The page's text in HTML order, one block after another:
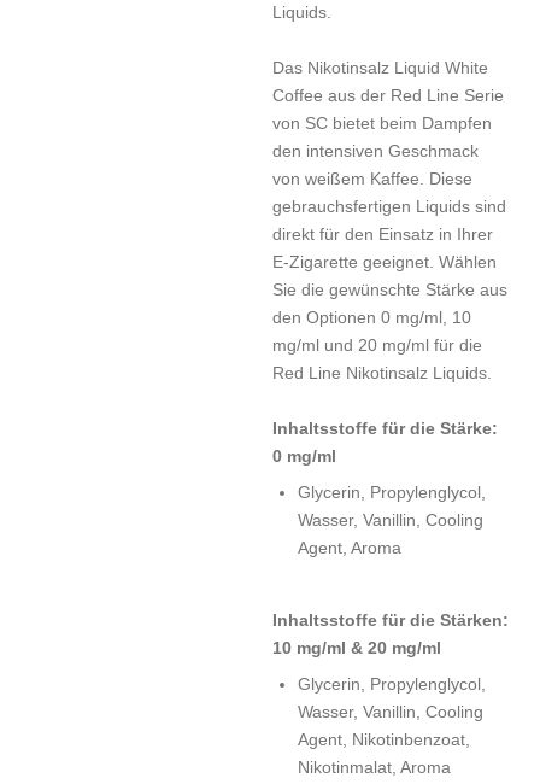
Liquids.
Das Nikotinsalz Liquid White
Coffee aus der Red Line Serie
von SC bietet beim Dampfen
den intensiven Geschmack
von weißem Kaffee. Diese
gebrauchsfertigen Liquids sind
direkt für den Einsatz in Ihrer
E-Zigarette geeignet. Wählen
Sie die gewünschte Stärke aus
den Optionen 0 mg/ml, 10
mg/ml und 20 mg/ml für die
Red Line Nikotinsalz Liquids.
Inhaltsstoffe für die Stärke:
0 mg/ml
Glycerin, Propylenglycol,
Wasser, Vanillin, Cooling
Agent, Aroma
Inhaltsstoffe für die Stärken:
10 mg/ml & 20 mg/ml
Glycerin, Propylenglycol,
Wasser, Vanillin, Cooling
Agent, Nikotinbenzoat,
Nikotinmalat, Aroma